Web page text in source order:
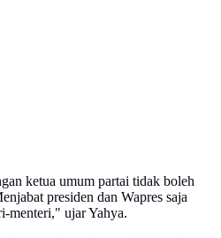
ketua umum partai tidak boleh
presiden dan Wapres saja
menteri," ujar Yahya.